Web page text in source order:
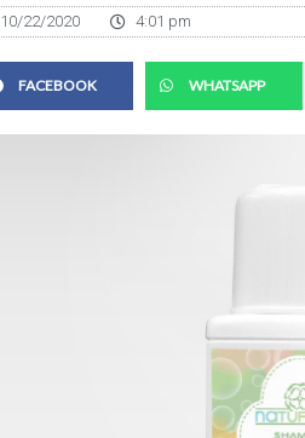
10/22/2020 4:01 pm
FACEBOOK WHATSAPP